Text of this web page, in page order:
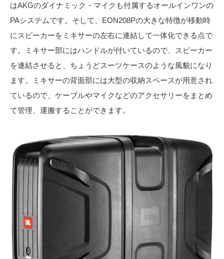
はAKGのダイナミック・マイクも付属するオールインワンの
PAシステムです。そして、EON208Pの大きな特徴が移動時
にスピーカーをミキサーの左右に連結して一体化できる点で
す。ミキサー部にはハンドルが付いているので、スピーカー
を連結させると、ちょうどスーツケースのような風貌になり
ます。ミキサーの背面部には大型の収納スペースが用意され
ているので、ケーブルやマイクなどのアクセサリーをまとめ
て管理、運搬することができます。